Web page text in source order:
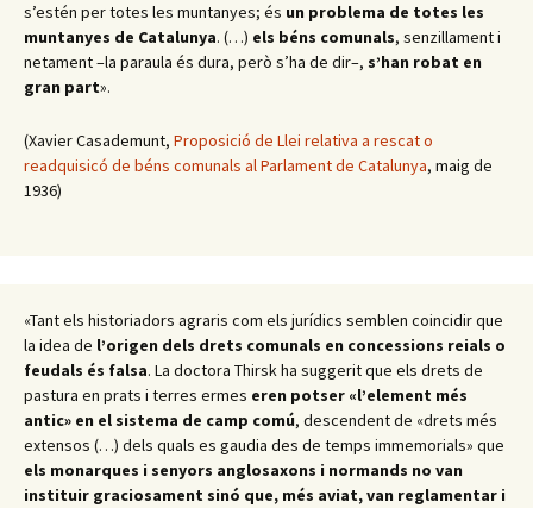
s’estén per totes les muntanyes; és un problema de totes les
muntanyes de Catalunya. (…) els béns comunals, senzillament i
netament –la paraula és dura, però s’ha de dir–, s’han robat en
gran part».
(Xavier Casademunt, Proposició de Llei relativa a rescat o
readquisicó de béns comunals al Parlament de Catalunya, maig de
1936)
«Tant els historiadors agraris com els jurídics semblen coincidir que
la idea de l’origen dels drets comunals en concessions reials o
feudals és falsa. La doctora Thirsk ha suggerit que els drets de
pastura en prats i terres ermes eren potser «l’element més
antic» en el sistema de camp comú, descendent de «drets més
extensos (…) dels quals es gaudia des de temps immemorials» que
els monarques i senyors anglosaxons i normands no van
instituir graciosament sinó que, més aviat, van reglamentar i